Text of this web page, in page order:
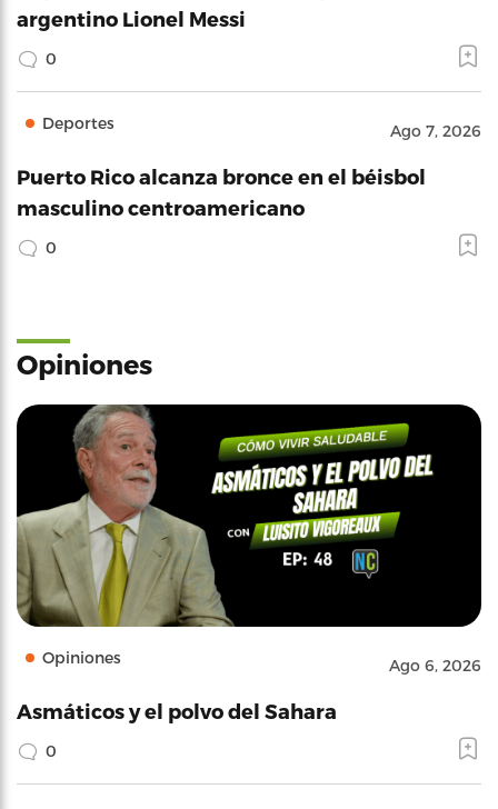
argentino Lionel Messi
0
Deportes Ago 7, 2026
Puerto Rico alcanza bronce en el béisbol
masculino centroamericano
0
Opiniones
Opiniones Ago 6, 2026
Asmáticos y el polvo del Sahara
0